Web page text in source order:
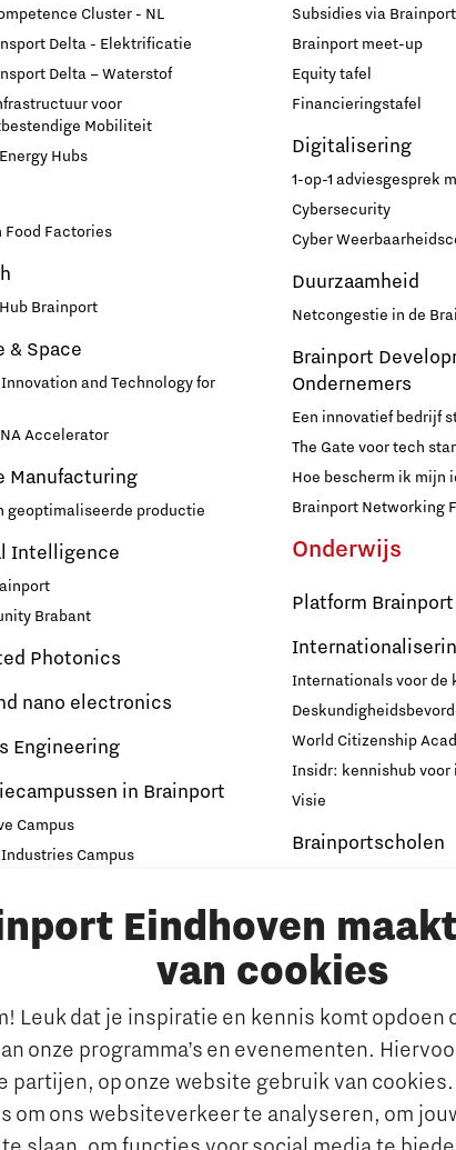
Eindhoven
van cookies
Leuk dat je inspiratie en kennis komt opdoen
onze programma’s en evenementen.
partijen, op onze website gebruik van
om ons websiteverkeer te analyseren, om
Cluster - NL
Delta - Elektrificatie
Delta – Waterstof
voor
Mobiliteit
Hubs
Food Factories
Brainport
& Space
and Technology for
Accelerator
Manufacturing
geoptimaliseerde productie
Intelligence
Brabant
Photonics
nano electronics
Engineering
in Brainport
Campus
Campus
en behouden van talent
talent aantrekken en
Subsidies via
Brainport meet-up
Equity tafel
Financieringstafel
Digitalisering
1-op-1 adviesgesprek
Cybersecurity
Cyber
Duurzaamheid
Netcongestie in de
Brainport
Ondernemers
Een innovatief bedrijf
The Gate voor tech
Hoe bescherm ik mijn
Brainport Networking
Onderwijs
Platform
Internationals voor de
World Citizenship
Insidr: kennishub
Visie
Brainportscholen
Publicaties
Onderwijs
Whitepapers &
Nieuwsbrief
Insidr wijst
de weg in